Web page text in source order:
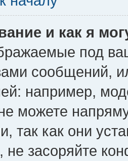
и как я
под
сообщений,
например,
можете
так как они
не засоряйте